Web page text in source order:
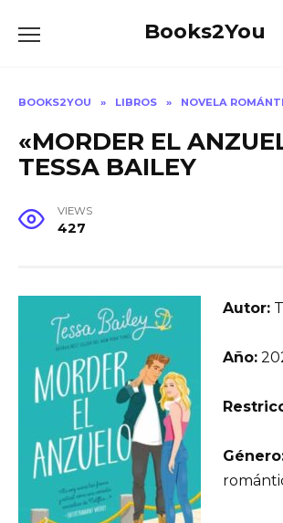
Books2You
BOOKS2YOU » LIBROS » NOVELA
«MORDER EL
TESSA BAILEY
VIEWS
427
Autor:
Año: